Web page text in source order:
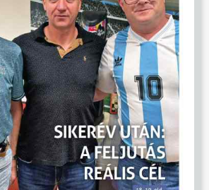
VÁLASZTÁSOK